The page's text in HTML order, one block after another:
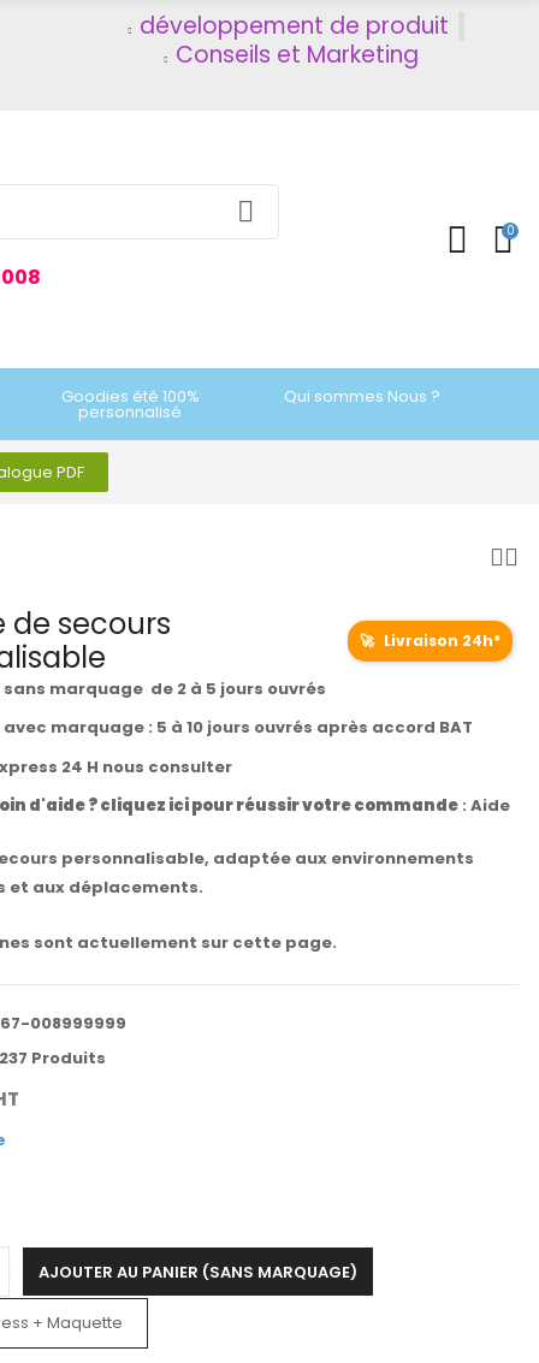
développement de produit
Conseils et Marketing
0
Goodies été 100%
personnalisé
Qui sommes Nous ?
PDF
de secours
🚀 Livraison 24h*
marquage de 2 à 5 jours ouvrés
marquage : 5 à 10 jours ouvrés après accord BAT
24 H nous consulter
d'aide ? cliquez ici pour réussir votre commande: Aide
personnalisable, adaptée aux environnements
et aux déplacements.
sont actuellement sur cette page.
008999999
Produits
AJOUTER AU PANIER (SANS MARQUAGE)
+ Maquette